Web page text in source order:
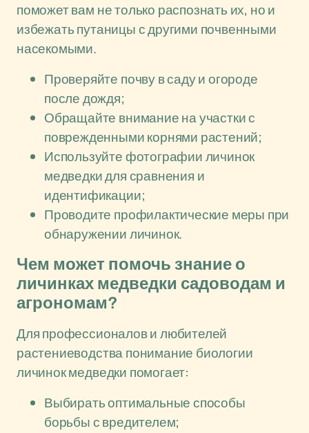
поможет вам не только распознать их, но и
избежать путаницы с другими почвенными
насекомыми.
Проверяйте почву в саду и огороде
после дождя;
Обращайте внимание на участки с
поврежденными корнями растений;
Используйте фотографии личинок
медведки для сравнения и
идентификации;
Проводите профилактические меры при
обнаружении личинок.
Чем может помочь знание о
личинках медведки садоводам и
агрономам?
Для профессионалов и любителей
растениеводства понимание биологии
личинок медведки помогает:
Выбирать оптимальные способы
борьбы с вредителем;